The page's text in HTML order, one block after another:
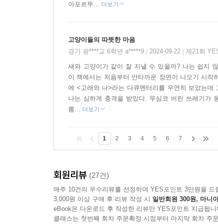
아포르뚜... 더보기
고양이들의 따뜻한 마음
경기 광****교 6학년 a*****9
2024-09-22 제21회
새와 고양이가 같이 잘 지낼 수 있을까? 나는 쉽지
이 책에서는 처음부터 안타까운 장면이 나오기 시
에 <고래와 나>라는 다큐멘터리를 우연히 보았는
나는 심하게 충격을 받았다. 무심코 버린 쓰레기가
름... 더보기
1 2 3 4 5 6 7
회원리뷰 (27건)
매주 10건의 우수리뷰를 선정하여 YES포인트 3만원을 드
3,000원 이상 구매 후 리뷰 작성 시 일반회원 300원, 마니
eBook은 다운로드 후 작성한 리뷰만 YES포인트 지급됩니
클래스는 첫번째 회차 주문확정 시점부터 마지막 회차 주